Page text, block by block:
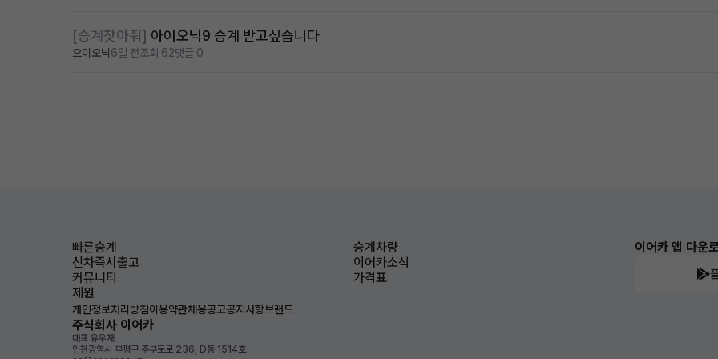
[승계찾아줘] 아이오닉9 승계 받고싶습니다
으이오닉6일 전조회 62댓글 0
빠른승계
승계차량
신차즉시출고
이어카소식
커뮤니티
가격표
제원
이어카 앱 다운
개인정보처리방침이용약관채용공고공지사항브랜드
주식회사 이어카
대표 유우재
인천광역시 부평구 주부토로 236, D동 1514호